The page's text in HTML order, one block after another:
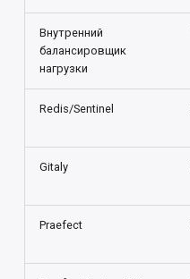
Внутренний
балансировщик
нагрузки
Redis/Sentinel
Gitaly
Praefect